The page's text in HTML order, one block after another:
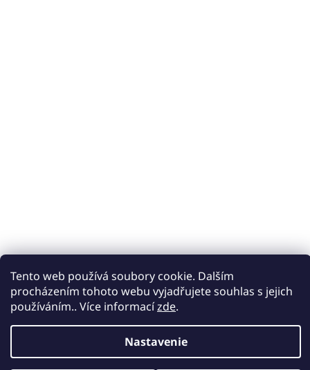
Tento web používá soubory cookie. Dalším
procházením tohoto webu vyjadřujete souhlas s jejich
používáním.. Více informacízde.
Nastavenie